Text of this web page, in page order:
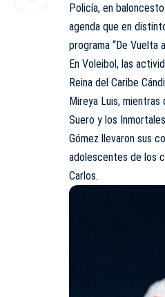
Policía, en
agenda que en
programa “De Vuelta
En Voleibol, las
Reina del Caribe
Mireya Luis,
Suero y los
Gómez llevaron sus
adolescentes de los
Carlos.